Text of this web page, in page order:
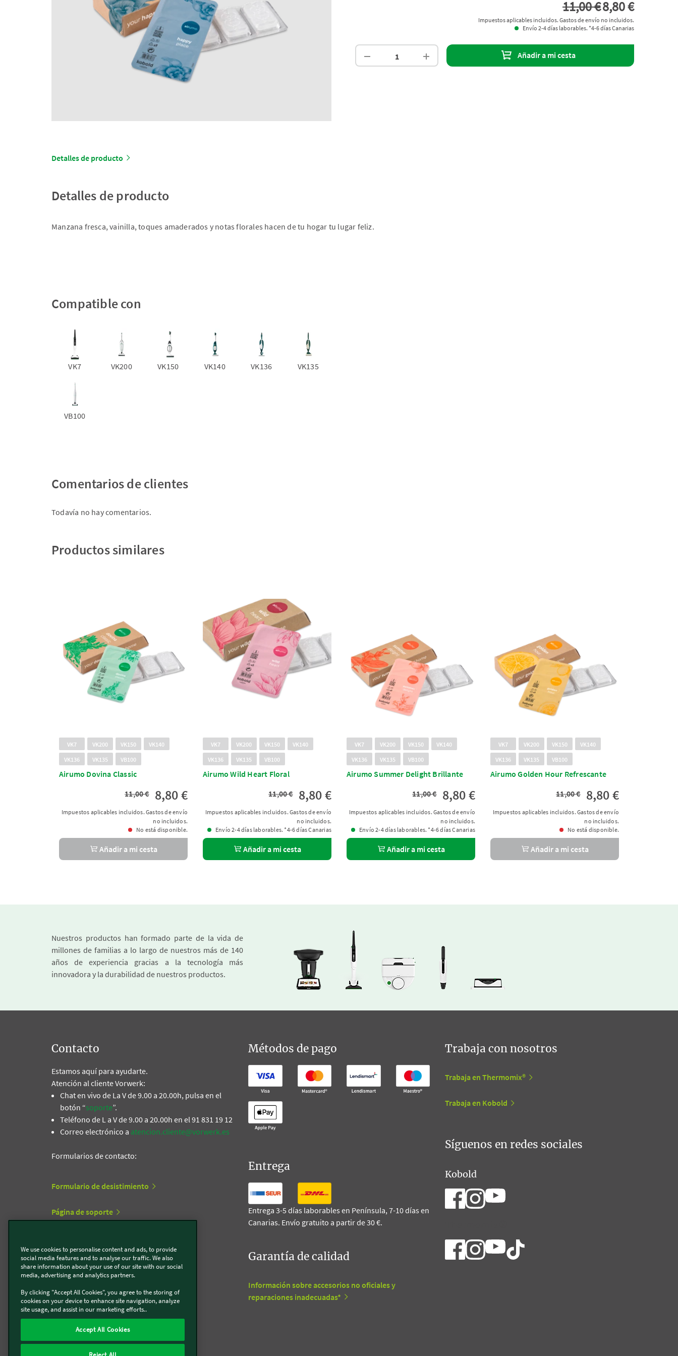
11,00 €8,80 €
Impuestos aplicables incluidos. Gastos de envío no incluidos.
Envío 2-4 días laborables. *4-6 días Canarias
Añadir a mi cesta
Detalles de producto
Detalles de producto
Manzana fresca, vainilla, toques amaderados y notas florales hacen de tu hogar tu lugar feliz.
Compatible con
VK7 VK200 VK150 VK140 VK136 VK135
VB100
Comentarios de clientes
Todavía no hay comentarios.
Productos similares
VK7 VK200 VK150
VK140
VK136
VK135 VB100
Airumo Dovina Classic
11,00 €
8,80 €
Impuestos aplicables incluidos. Gastos de envío
no incluidos.
No está disponible.
Añadir a mi cesta
VK7 VK200 VK150
VK140
VK136
VK135 VB100
Airumo Wild Heart Floral
11,00 €
8,80 €
Impuestos aplicables incluidos. Gastos de envío
no incluidos.
Envío 2-4 días laborables. *4-6 días Canarias
Añadir a mi cesta
VK7 VK200 VK150
VK140
VK136
VK135 VB100
Airumo Summer Delight Brillante
11,00 €
8,80 €
Impuestos aplicables incluidos. Gastos de envío
no incluidos.
Envío 2-4 días laborables. *4-6 días Canarias
Añadir a mi cesta
VK7 VK200 VK150
VK140
VK136
VK135 VB100
Airumo Golden Hour Refrescante
11,00 €
8,80 €
Impuestos aplicables incluidos. Gastos de envío
no incluidos.
No está disponible.
Añadir a mi cesta
Nuestros productos han formado parte de la vida de
millones de familias a lo largo de nuestros más de 140
años de experiencia gracias a la tecnología más
innovadora y la durabilidad de nuestros productos.
Contacto
Estamos aquí para ayudarte.
Atención al cliente Vorwerk:
Chat en vivo de La V de 9.00 a 20.00h, pulsa en el
botón “soporte”.
Teléfono de L a V de 9.00 a 20.00h en el 91 831 19 12
Correo electrónico a atencion.cliente@vorwerk.es
Formularios de contacto:
Formulario de desistimiento
Página de soporte
Formulario de contacto Kobold
Vorwerk cerca de ti
Encuéntranos
Métodos de pago
Entrega
Entrega 3-5 días laborables en Península, 7-10 días en
Canarias. Envío gratuito a partir de 30 €.
Garantía de calidad
Información sobre accesorios no oficiales y
reparaciones inadecuadas*
Trabaja con nosotros
Trabaja en Thermomix®
Trabaja en Kobold
Síguenos en redes sociales
Kobold
We use cookies to personalise content and ads, to provide
social media features and to analyse our traffic. We also
share information about your use of our site with our social
media, advertising and analytics partners.
By clicking "Accept All Cookies", you agree to the storing of
cookies on your device to enhance site navigation, analyze
site usage, and assist in our marketing efforts..
Accept All Cookies